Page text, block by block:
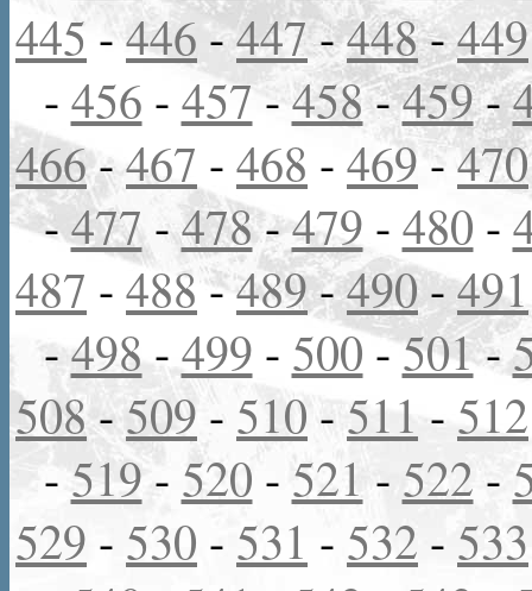
445 - 446-447-448-449
- 456 - 457-458-459-
466-467 - 468 - 469-470
-477-478-479 - 480 -
487 - 488-489-490-491
-498 - 499 - 500-501-
508-509 - 510 - 511 - 512
-519 - 520 - 521 - 522 -
529 - 530 - 531 - 532 - 533